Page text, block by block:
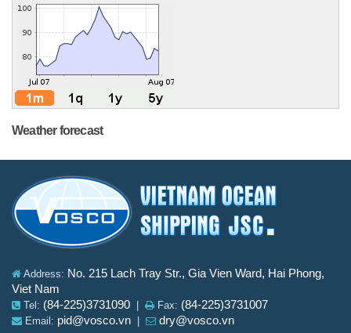
Weather forecast
Address: No. 215 Lach Tray Str., Gia Vien Ward, Hai Phong,
Viet Nam
Tel: (84-225)3731090 Fax: (84-225)3731007
Email: pid@vosco.vn dry@vosco.vn